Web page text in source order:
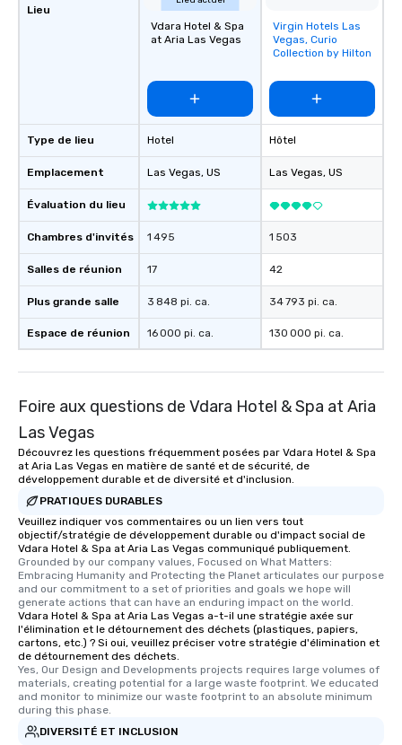
Lieu
Type de lieu
Emplacement
Évaluation du lieu
Chambres d'invités
Salles de réunion
Plus grande salle
Espace de réunion
Vdara Hotel & Spa
at Aria Las Vegas
Hotel
Las Vegas, US
1 495
17
3 848 pi. ca.
16 000 pi. ca.
Removed from
favorites
Virgin Hotels Las
Vegas, Curio
Collection by Hilton
Hôtel
Las Vegas, US
1 503
42
34 793 pi. ca.
130 000 pi. ca.
Foire aux questions de Vdara Hotel & Spa at Aria
Las Vegas
Découvrez les questions fréquemment posées par Vdara Hotel & Spa
at Aria Las Vegas en matière de santé et de sécurité, de
développement durable et de diversité et d'inclusion.
PRATIQUES DURABLES
Veuillez indiquer vos commentaires ou un lien vers tout
objectif/stratégie de développement durable ou d'impact social de
Vdara Hotel & Spa at Aria Las Vegas communiqué publiquement.
Grounded by our company values, Focused on What Matters:
Embracing Humanity and Protecting the Planet articulates our purpose
and our commitment to a set of priorities and goals we hope will
generate actions that can have an enduring impact on the world.
Vdara Hotel & Spa at Aria Las Vegas a-t-il une stratégie axée sur
l'élimination et le détournement des déchets (plastiques, papiers,
cartons, etc.) ? Si oui, veuillez préciser votre stratégie d'élimination et
de détournement des déchets.
Yes, Our Design and Developments projects requires large volumes of
materials, creating potential for a large waste footprint. We educated
and monitor to minimize our waste footprint to an absolute minimum
during this phase.
DIVERSITÉ ET INCLUSION